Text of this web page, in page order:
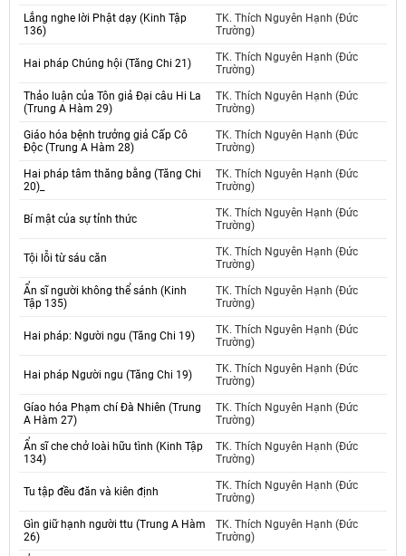
Lắng nghe lời Phật dạy (Kinh Tập
136)
TK. Thích Nguyên Hạnh (Đức
Trường)
Hai pháp Chúng hội (Tăng Chi 21)
TK. Thích Nguyên Hạnh (Đức
Trường)
Thảo luận của Tôn giả Đại câu Hi La
(Trung A Hàm 29)
TK. Thích Nguyên Hạnh (Đức
Trường)
Giáo hóa bệnh trưởng giả Cấp Cô
Độc (Trung A Hàm 28)
TK. Thích Nguyên Hạnh (Đức
Trường)
Hai pháp tâm thăng bằng (Tăng Chi
20)_
TK. Thích Nguyên Hạnh (Đức
Trường)
Bí mật của sự tỉnh thức
TK. Thích Nguyên Hạnh (Đức
Trường)
Tội lỗi từ sáu căn
TK. Thích Nguyên Hạnh (Đức
Trường)
Ẩn sĩ người không thể sánh (Kinh
Tập 135)
TK. Thích Nguyên Hạnh (Đức
Trường)
Hai pháp: Người ngu (Tăng Chi 19)
TK. Thích Nguyên Hạnh (Đức
Trường)
Hai pháp Người ngu (Tăng Chi 19)
TK. Thích Nguyên Hạnh (Đức
Trường)
Gíao hóa Phạm chí Đà Nhiên (Trung
A Hàm 27)
TK. Thích Nguyên Hạnh (Đức
Trường)
Ẩn sĩ che chở loài hữu tình (Kinh Tập
134)
TK. Thích Nguyên Hạnh (Đức
Trường)
Tu tập đều đăn và kiên định
TK. Thích Nguyên Hạnh (Đức
Trường)
Gìn giữ hạnh người ttu (Trung A Hàm
26)
TK. Thích Nguyên Hạnh (Đức
Trường)